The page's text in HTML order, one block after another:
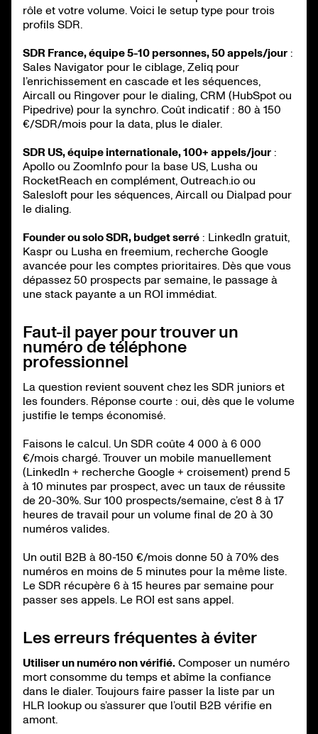
rôle et votre volume. Voici le setup type pour trois
profils SDR.
SDR France, équipe 5-10 personnes, 50 appels/jour :
Sales Navigator pour le ciblage, Zeliq pour
l’enrichissement en cascade et les séquences,
Aircall ou Ringover pour le dialing, CRM (HubSpot ou
Pipedrive) pour la synchro. Coût indicatif : 80 à 150
€/SDR/mois pour la data, plus le dialer.
SDR US, équipe internationale, 100+ appels/jour :
Apollo ou ZoomInfo pour la base US, Lusha ou
RocketReach en complément, Outreach.io ou
Salesloft pour les séquences, Aircall ou Dialpad pour
le dialing.
Founder ou solo SDR, budget serré : LinkedIn gratuit,
Kaspr ou Lusha en freemium, recherche Google
avancée pour les comptes prioritaires. Dès que vous
dépassez 50 prospects par semaine, le passage à
une stack payante a un ROI immédiat.
Faut-il payer pour trouver un
numéro de téléphone
professionnel
La question revient souvent chez les SDR juniors et
les founders. Réponse courte : oui, dès que le volume
justifie le temps économisé.
Faisons le calcul. Un SDR coûte 4 000 à 6 000
€/mois chargé. Trouver un mobile manuellement
(LinkedIn + recherche Google + croisement) prend 5
à 10 minutes par prospect, avec un taux de réussite
de 20-30%. Sur 100 prospects/semaine, c’est 8 à 17
heures de travail pour un volume final de 20 à 30
numéros valides.
Un outil B2B à 80-150 €/mois donne 50 à 70% des
numéros en moins de 5 minutes pour la même liste.
Le SDR récupère 6 à 15 heures par semaine pour
passer ses appels. Le ROI est sans appel.
Les erreurs fréquentes à éviter
Utiliser un numéro non vérifié. Composer un numéro
mort consomme du temps et abîme la confiance
dans le dialer. Toujours faire passer la liste par un
HLR lookup ou s’assurer que l’outil B2B vérifie en
amont.